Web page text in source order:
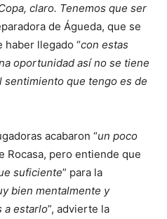
claro. Tenemos que ser
de Águeda, que se
haber llegado “con estas
oportunidad así no se tiene
sentimiento que tengo es de
acabaron “un poco
Rocasa, pero entiende que
suficiente” para la
bien mentalmente y
a estarlo”, advierte la